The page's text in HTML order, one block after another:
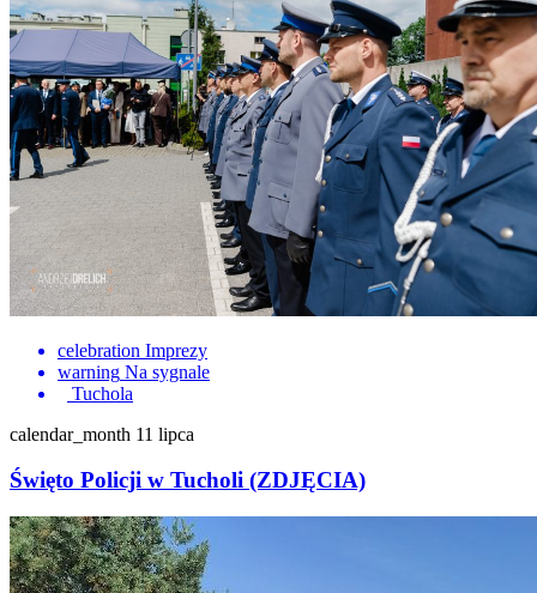
celebration Imprezy
warning Na sygnale
Tuchola
calendar_month 11 lipca
Święto Policji w Tucholi (ZDJĘCIA)